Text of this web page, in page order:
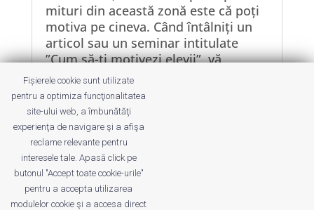
mituri din această zonă este că poți
motiva pe cineva. Când întâlniți un
articol sau un seminar intitulate
”Cum să-ți motivezi elevii”, vă
recomand să-l ignorați. Nu poți
motiva o altă persoană, deci a
concepe chestiunea în acest fel
garantează folosirea unor procedee
de control.
Fișierele cookie sunt utilizate
pentru a optimiza funcţionalitatea
site-ului web, a îmbunătăţi
experienţa de navigare şi a afişa
reclame relevante pentru
interesele tale. Apasă click pe
butonul "Accept toate cookie-urile"
pentru a accepta utilizarea
modulelor cookie şi a accesa direct